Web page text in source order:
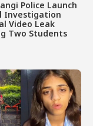
Police Launch
Investigation
Video Leak
Two Students